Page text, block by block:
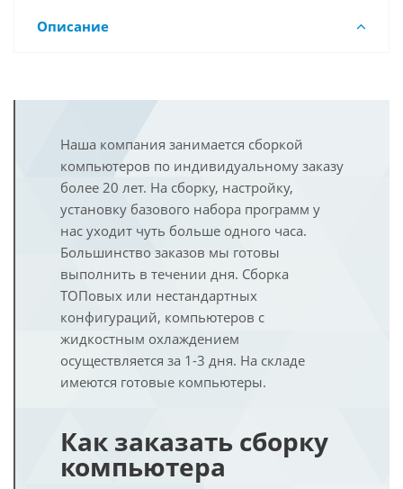
Описание
Наша компания занимается сборкой
компьютеров по индивидуальному заказу
более 20 лет. На сборку, настройку,
установку базового набора программ у
нас уходит чуть больше одного часа.
Большинство заказов мы готовы
выполнить в течении дня. Сборка
ТОПовых или нестандартных
конфигураций, компьютеров с
жидкостным охлаждением
осуществляется за 1-3 дня. На складе
имеются готовые компьютеры.
Как заказать сборку
компьютера